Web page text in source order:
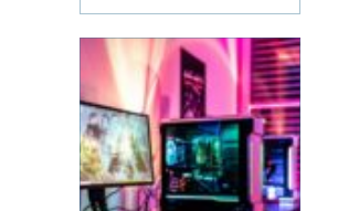
går sönder, använder
system se...